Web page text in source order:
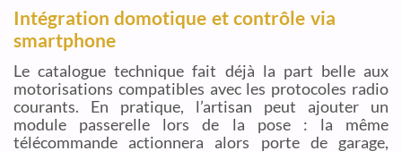
Intégration domotique et contrôle via
smartphone
Le catalogue technique fait déjà la part belle aux
motorisations compatibles avec les protocoles radio
courants. En pratique, l’artisan peut ajouter un
module passerelle lors de la pose : la même
télécommande actionnera alors porte de garage,